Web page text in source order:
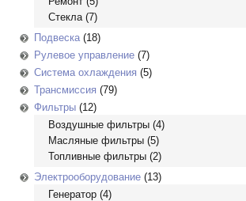
Стекла(7)
Подвеска(18)
Рулевое управление (7)
Система охлаждения (5)
Трансмиссия (79)
Фильтры (12)
Воздушные фильтры (4)
Масляные фильтры (5)
Топливные фильтры (2)
Электрооборудование (13)
Генератор (4)